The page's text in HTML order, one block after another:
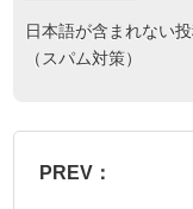
日本語が含まれない
（スパム対策）
PREV：